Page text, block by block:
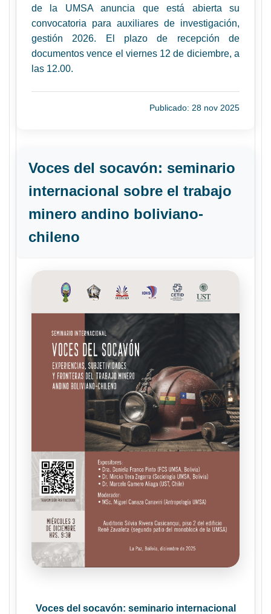
de la UMSA anuncia que está abierta su
convocatoria para auxiliares de investigación,
gestión 2026. El plazo de recepción de
documentos vence el viernes 12 de diciembre, a
las 12.00.
Publicado: 28 nov 2025
Voces del socavón: seminario
internacional sobre el trabajo
minero andino boliviano-
chileno
Voces del socavón: seminario internacional